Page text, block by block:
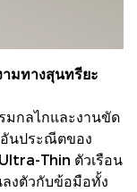
มทางสุนทรียะ
มกลไกและงานขัด
นประณีตของ
Thin ตัวเรือน
งตัวกับข้อมือทั้ง